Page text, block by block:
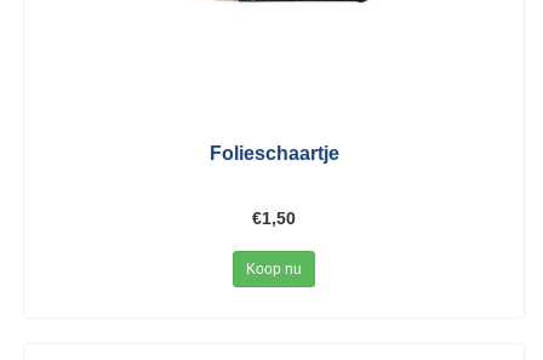
Folieschaartje
€1,50
Koop nu